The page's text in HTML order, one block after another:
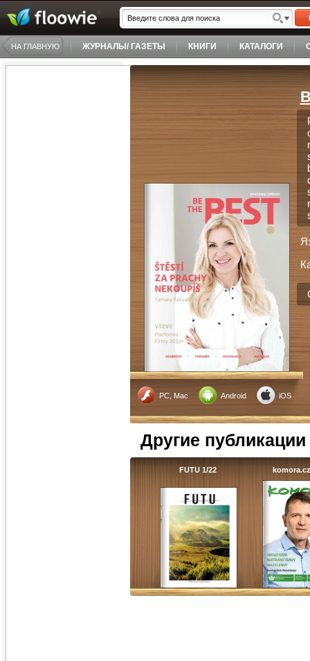
НА ГЛАВНУЮ ЖУРНАЛЫ/ ГАЗЕТЫ КНИГИ КАТАЛОГИ
PC, Mac Android iOS
Другие публикации
FUTU 1/22